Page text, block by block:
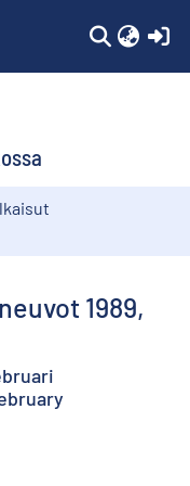
1989,